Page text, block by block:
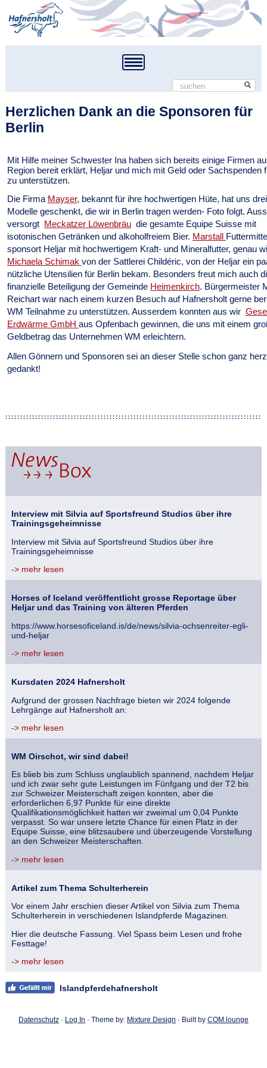
Herzlichen Dank an die Sponsoren für
Berlin
Mit Hilfe meiner Schwester Ina haben sich bereits einige Firmen
Region bereit erklärt, Heljar und mich mit Geld oder Sachspenden
zu unterstützen.
Die Firma Mayser, bekannt für ihre hochwertigen Hüte, hat uns
Modelle geschenkt, die wir in Berlin tragen werden- Foto folgt.
versorgt Meckatzer Löwenbräudie gesamte Equipe Suisse mit
isotonischen Getränken und alkoholfreiem Bier. Marstall
sponsort Heljar mit hochwertigem Kraft- und Mineralfutter, genau
Michaela Schimak von der Sattlerei Childéric, von der Heljar ein
nützliche Utensilien für Berlin bekam. Besonders freut mich auch
finanzielle Beteiligung der Gemeinde Heimenkirch. Bürgermeister
Reichart war nach einem kurzen Besuch auf Hafnersholt gerne
WM Teilnahme zu unterstützen. Ausserdem konnten aus wir
Erdwärme GmbH aus Opfenbach gewinnen, die uns mit einem
Geldbetrag das Unternehmen WM erleichtern.
Allen Gönnern und Sponsoren sei an dieser Stelle schon ganz
gedankt!
Interview mit Silvia auf Sportsfreund Studios über ihre
Trainingsgeheimnisse
Interview mit Silvia auf Sportsfreund Studios über ihre
Trainingsgeheimnisse
-> mehr lesen
Horses of Iceland veröffentlicht grosse Reportage über
Heljar und das Training von älteren Pferden
https://www.horsesoficeland.is/de/news/silvia-ochsenreiter-egli-
und-heljar
-> mehr lesen
Kursdaten 2024 Hafnersholt
Aufgrund der grossen Nachfrage bieten wir 2024 folgende
Lehrgänge auf Hafnersholt an:
-> mehr lesen
WM Oirschot, wir sind dabei!
Es blieb bis zum Schluss unglaublich spannend, nachdem Heljar
und ich zwar sehr gute Leistungen im Fünfgang und der T2 bis
zur Schweizer Meisterschaft zeigen konnten, aber die
erforderlichen 6,97 Punkte für eine direkte
Qualifikationsmöglichkeit hatten wir zweimal um 0,04 Punkte
verpasst. So war unsere letzte Chance für einen Platz in der
Equipe Suisse, eine blitzsaubere und überzeugende Vorstellung
an den Schweizer Meisterschaften.
-> mehr lesen
Artikel zum Thema Schulterherein
Vor einem Jahr erschien dieser Artikel von Silvia zum Thema
Schulterherein in verschiedenen Islandpferde Magazinen.
Hier die deutsche Fassung. Viel Spass beim Lesen und frohe
Festtage!
-> mehr lesen
Islandpferdehafnersholt
Datenschutz· Log In · Theme by: Mixture Design · Built by COM.lounge